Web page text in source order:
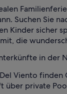
Suchen Sie
Kinder sicher
die
in der
Viento
private